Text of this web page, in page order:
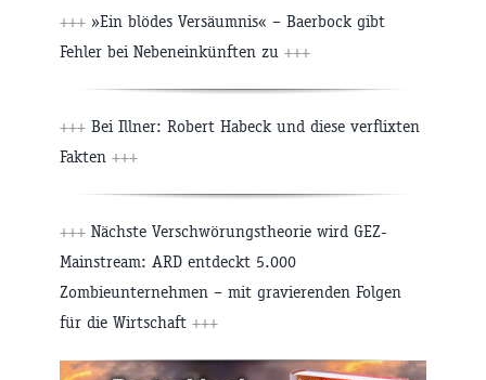
+++ »Ein blödes Versäumnis« – Baerbock gibt
Fehler bei Nebeneinkünften zu +++
+++ Bei Illner: Robert Habeck und diese verflixten
Fakten +++
+++ Nächste Verschwörungstheorie wird GEZ-
Mainstream: ARD entdeckt 5.000
Zombieunternehmen – mit gravierenden Folgen
für die Wirtschaft +++